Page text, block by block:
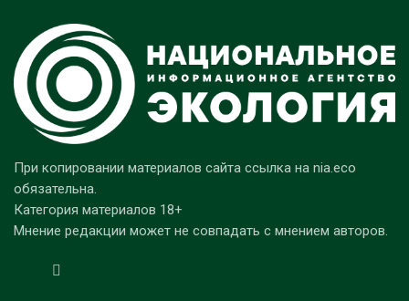
При копировании материалов сайта ссылка на nia.eco
обязательна.
Категория материалов 18+
Мнение редакции может не совпадать с мнением авторов.